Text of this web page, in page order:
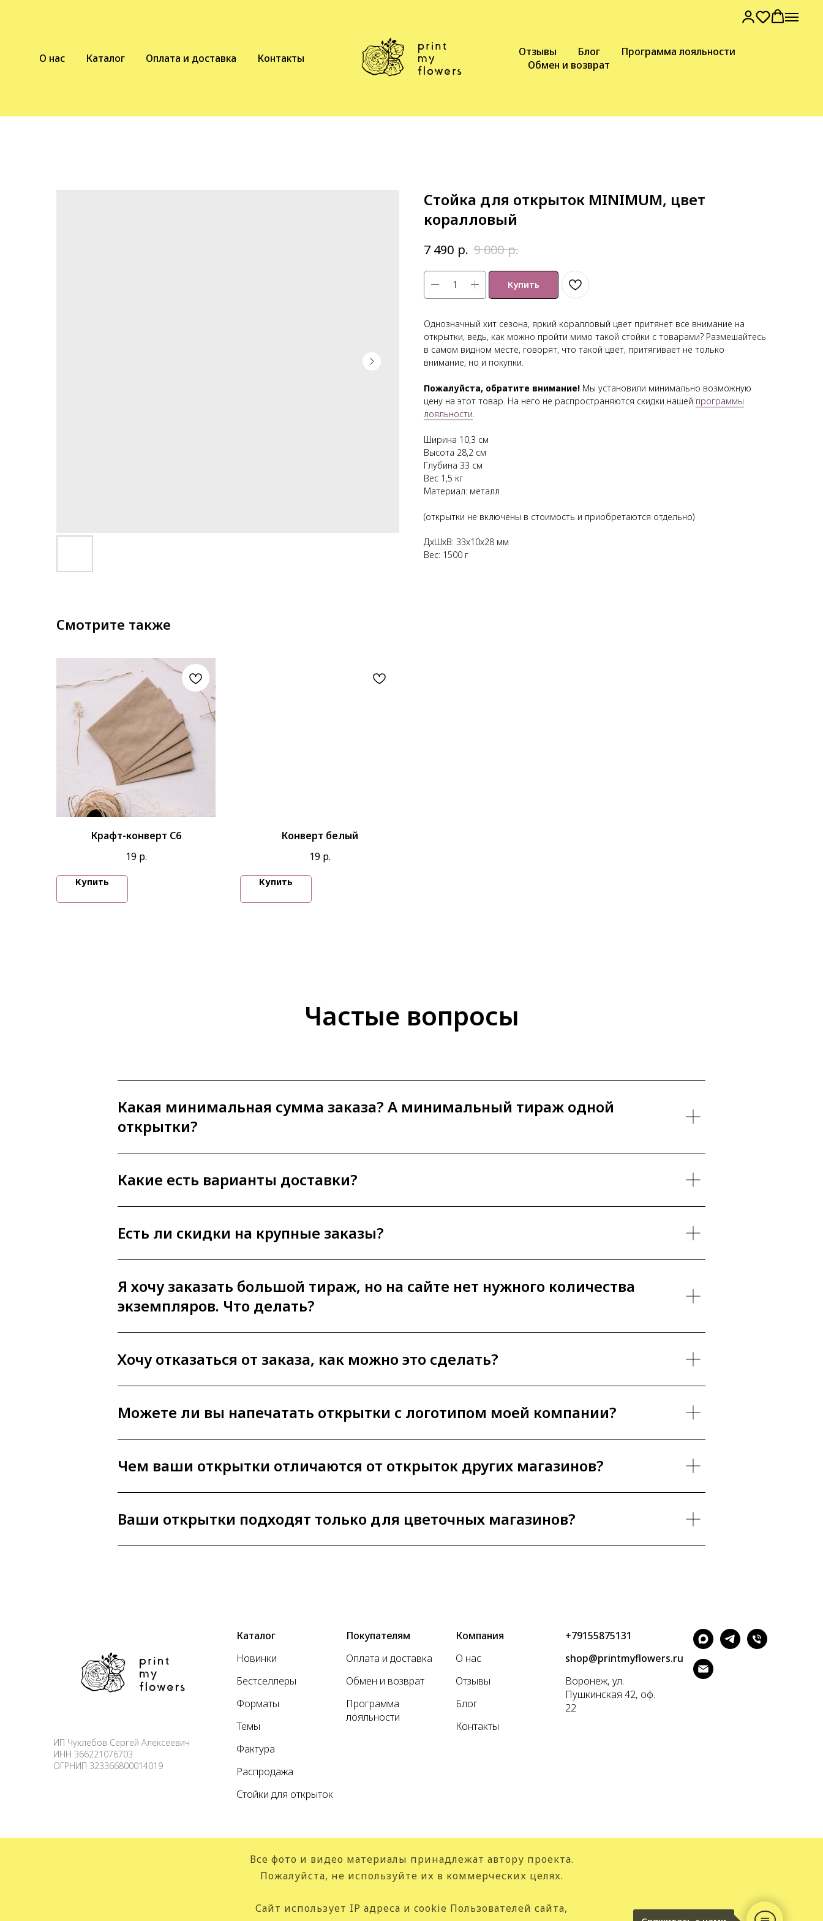
О нас Каталог Оплата и доставка Контакты Отзывы Блог
Программа лояльности
Обмен и возврат
Стойка для открыток MINIMUM, цвет
коралловый
7 490 р. 9 000 р.
Купить
Однозначный хит сезона, яркий коралловый цвет притянет все внимание на
открытки, ведь, как можно пройти мимо такой стойки с товарами? Размешайтесь
в самом видном месте, говорят, что такой цвет, притягивает не только
внимание, но и покупки.
Пожалуйста, обратите внимание! Мы установили минимально возможную
цену на этот товар. На него не распространяются скидки нашей программы
лояльности.
Ширина 10,3 см
Высота 28,2 см
Глубина 33 см
Вес 1,5 кг
Материал: металл
(открытки не включены в стоимость и приобретаются отдельно)
ДxШxВ: 33x10x28 мм
Вес: 1500 г
Смотрите также
Крафт-конверт С6
19 р.
Купить
Конверт белый
19 р.
Купить
Частые вопросы
Какая минимальная сумма заказа? А минимальный тираж одной
открытки?
Какие есть варианты доставки?
Есть ли скидки на крупные заказы?
Я хочу заказать большой тираж, но на сайте нет нужного количества
экземпляров. Что делать?
Хочу отказаться от заказа, как можно это сделать?
Можете ли вы напечатать открытки с логотипом моей компании?
Чем ваши открытки отличаются от открыток других магазинов?
Ваши открытки подходят только для цветочных магазинов?
ИП Чухлебов Сергей Алексеевич
ИНН 366221076703
ОГРНИП 323366800014019
Каталог
Новинки
Бестселлеры
Форматы
Темы
Фактура
Распродажа
Стойки для открыток
Покупателям
Оплата и доставка
Обмен и возврат
Программа
лояльности
Компания
О нас
Отзывы
Блог
Контакты
+79155875131
shop@printmyflowers.ru
Воронеж, ул.
Пушкинская 42, оф.
22
Все фото и видео материалы принадлежат автору проекта.
Пожалуйста, не используйте их в коммерческих целях.
Сайт использует IP адреса и cookie Пользователей сайта,